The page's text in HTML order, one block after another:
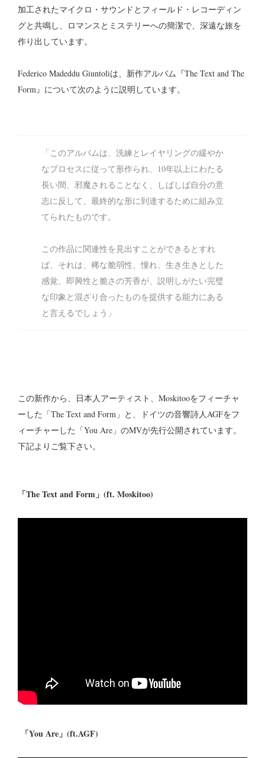
加工されたマイクロ・サウンドとフィールド・レコーディン
グと共鳴し、ロマンスとミステリーへの簡潔で、深遠な旅を
作り出しています。
Federico Madeddu Giuntoliは、新作アルバム『The Text and The
Form』について次のように説明しています。
「このアルバムは、洗練とレイヤリングの緩やか
なプロセスに従って形作られ、10年以上にわたる
長い間、邪魔されることなく、しばしば自分の意
志に反して、最終的な形に到達するために組み立
てられたものです。
この作品に関連性を見出すことができるとすれ
ば、それは、稀な脆弱性、憧れ、生き生きとした
感覚、即興性と脆さの芳香が、説明しがたい完璧
な印象と混ざり合ったものを提供する能力にある
と言えるでしょう」
この新作から、日本人アーティスト、Moskitooをフィーチャ
ーした「The Text and Form」と、ドイツの音響詩人AGFをフ
ィーチャーした「You Are」のMVが先行公開されています。
下記よりご覧下さい。
「The Text and Form」(ft. Moskitoo)
「You Are」(ft.AGF)